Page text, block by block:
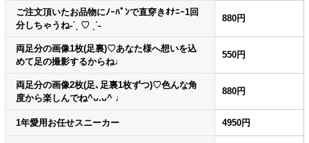
ご注文頂いたお品物にﾉｰﾊﾟﾝで直穿きｵﾅﾆｰ1回
分しちゃうね˗ˋˏ ♡ ˎˊ˗
880円
両足分の画像1枚(足裏)♡あなた様へ想いを込
めて足の撮影するからね♩
550円
両足分の画像2枚(足､足裏1枚ずつ)♡色んな角
度から楽しんでね^ᴗ.ᴗ^ ♩
880円
1年愛用お任せスニーカー 4950円